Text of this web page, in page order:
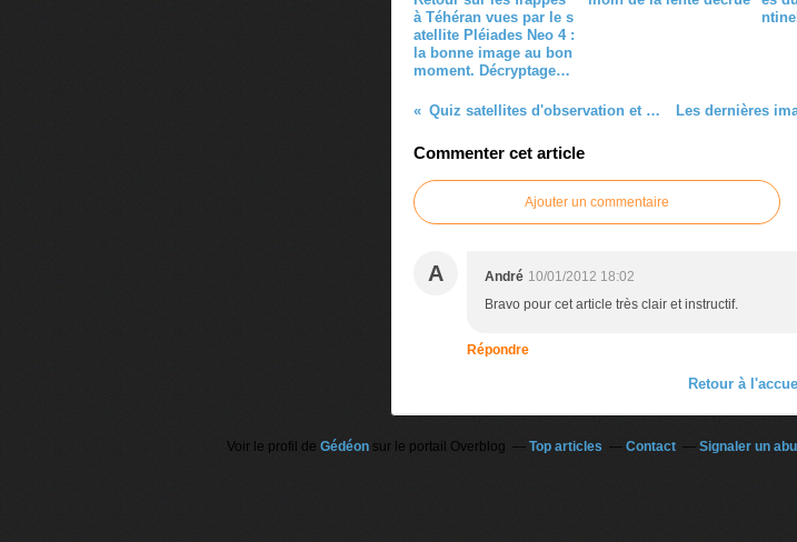
à Téhéran vues par le s
atellite Pléiades Neo 4 :
la bonne image au bon
moment. Décryptage…
Quiz satellites d'observation et environnement : l'image mystère pour décembre 2011
Commenter cet article
Ajouter un commentaire
A André 10/01/2012 18:02
Bravo pour cet article très clair et instructif.
Répondre
Retour à
Voir le profil de Gédéonsur le portail Overblog Top articles Contact Signaler un